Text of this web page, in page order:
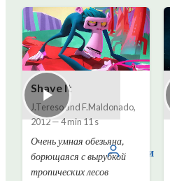
Войти
Shave It
J.Tereso and F.Maldonado,
2012—4 min 11 s
Очень умная обезьяна,
борющаяся с вырубкой
тропических лесов